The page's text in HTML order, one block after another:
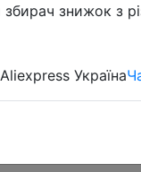
136 руб.
знижок з
Україна